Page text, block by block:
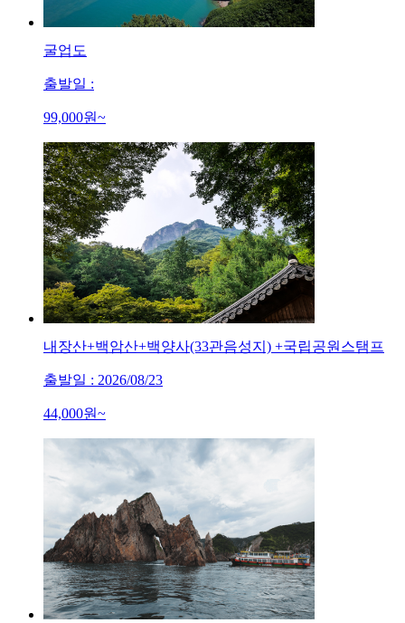
굴업도
출발일 :
99,000원~
내장산+백암산+백양사(33관음성지) +국립공원스탬프
출발일 : 2026/08/23
44,000원~